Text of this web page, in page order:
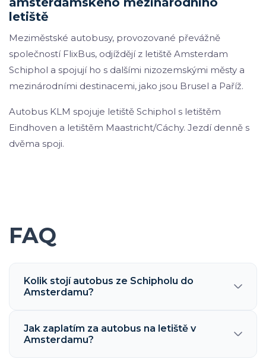
letiště
Meziměstské autobusy, provozované převážně
společností FlixBus, odjíždějí z letiště Amsterdam
Schiphol a spojují ho s dalšími nizozemskými městy a
mezinárodními destinacemi, jako jsou Brusel a Paříž.
Autobus KLM spojuje letiště Schiphol s letištěm
Eindhoven a letištěm Maastricht/Cáchy. Jezdí denně s
dvěma spoji.
FAQ
Kolik stojí autobus ze Schipholu do
Amsterdamu?
Jak zaplatím za autobus na letiště v
Amsterdamu?